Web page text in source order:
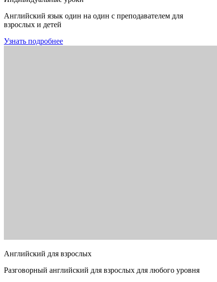
Английский язык один на один с преподавателем для
взрослых и детей
Узнать подробнее
Английский для взрослых
Разговорный английский для взрослых для любого уровня